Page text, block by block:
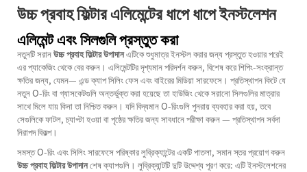
উচ্চ প্রবাহ ফিল্টার এলিমেন্টের ধাপে ধাপে ইনস্টলেশন
এলিমেন্ট এবং সিলগুলি প্রস্তুত করা
নতুনটি সরানউচ্চ প্রবাহ ফিল্টার উপাদানএটিকে শুধুমাত্র ইনস্টল করার জন্য প্রস্তুত হওয়ার পরেই
এর প্যাকেজিং থেকে বের করুন। এলিমেন্টটির দৃশ্যমান পরিদর্শন করুন, বিশেষ করে শিপিং-সংক্রান্ত
ক্ষতির জন্য, যেমন— এন্ড ক্যাপ সিলিং ফেস এবং বাইরের মিডিয়া সারফেসে। প্রতিস্থাপন কিটে যে
নতুন O-রিং বা গ্যাসকেটগুলি অন্তর্ভুক্ত করা হয়েছে তা হাউজিং থেকে সরানো সিলগুলির মাত্রার
সাথে মিলে যায় কিনা তা নিশ্চিত করুন। যদি বিদ্যমান O-রিংগুলি পুনরায় ব্যবহার করা হয়, তবে
সেগুলিকে ফাটল, চ্যাপ্টা হওয়া বা পৃষ্ঠের ক্ষতির জন্য সাবধানে পরীক্ষা করুন — প্রতিস্থাপন সর্বদা
নিরাপদ বিকল্প।
সমস্ত O-রিং এবং সিলিং সারফেসে পরিষ্কার লুব্রিক্যান্টের একটি পাতলা, সমান স্তর প্রয়োগ করুন
উচ্চ প্রবাহ ফিল্টার উপাদানশেষ ক্যাপগুলি। লুব্রিক্যান্টটি দুটি উদ্দেশ্য পূরণ করে: এটি ইনস্টলেশনের